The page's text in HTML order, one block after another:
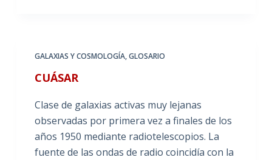
GALAXIAS Y COSMOLOGÍA,GLOSARIO
CUÁSAR
Clase de galaxias activas muy lejanas
observadas por primera vez a finales de los
años 1950 mediante radiotelescopios. La
fuente de las ondas de radio coincidía con la